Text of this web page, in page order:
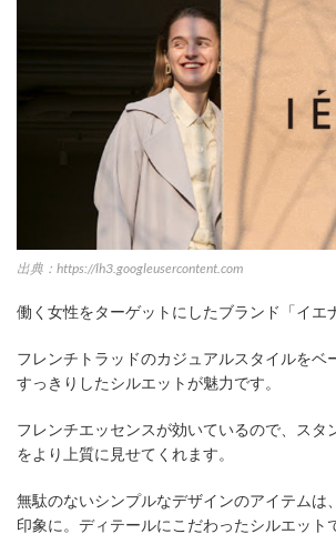
出典：https://lh3.googleusercontent.com
働く女性をターゲットにしたブランド「イエ
フレンチトラッドのカジュアルスタイルをベ
すっきりしたシルエットが魅力です。
フレンチエッセンスが効いているので、スタ
をより上質に見せてくれます。
無駄のないシンプルなデザインのアイテムは
印象に。ディテールにこだわったシルエット